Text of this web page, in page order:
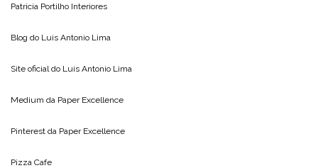
Patricia Portilho Interiores
Blog do Luis Antonio Lima
Site oficial do Luis Antonio Lima
Medium da Paper Excellence
Pinterest da Paper Excellence
Pizza Cafe